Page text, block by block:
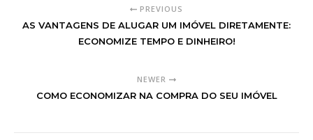
PREVIOUS
AS VANTAGENS DE ALUGAR UM IMÓVEL DIRETAMENTE:
ECONOMIZE TEMPO E DINHEIRO!
NEWER
COMO ECONOMIZAR NA COMPRA DO SEU IMÓVEL